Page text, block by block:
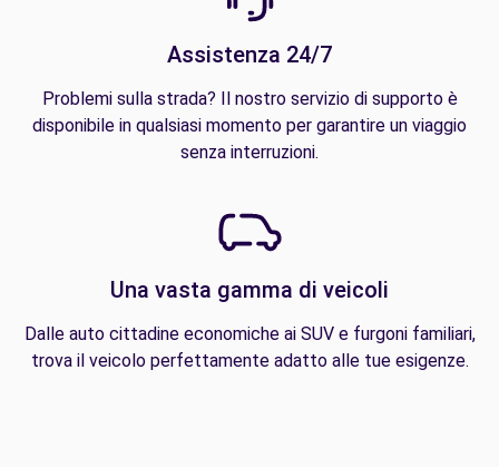
Assistenza 24/7
Problemi sulla strada? Il nostro servizio di supporto è
disponibile in qualsiasi momento per garantire un viaggio
senza interruzioni.
Una vasta gamma di veicoli
Dalle auto cittadine economiche ai SUV e furgoni familiari,
trova il veicolo perfettamente adatto alle tue esigenze.